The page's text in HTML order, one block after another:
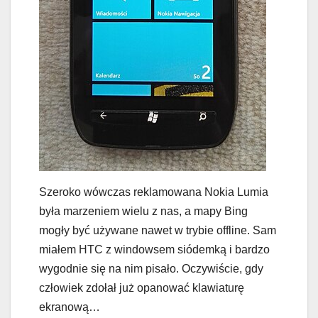
Szeroko wówczas reklamowana Nokia Lumia
była marzeniem wielu z nas, a mapy Bing
mogły być używane nawet w trybie offline. Sam
miałem HTC z windowsem siódemką i bardzo
wygodnie się na nim pisało. Oczywiście, gdy
człowiek zdołał już opanować klawiaturę
ekranową…